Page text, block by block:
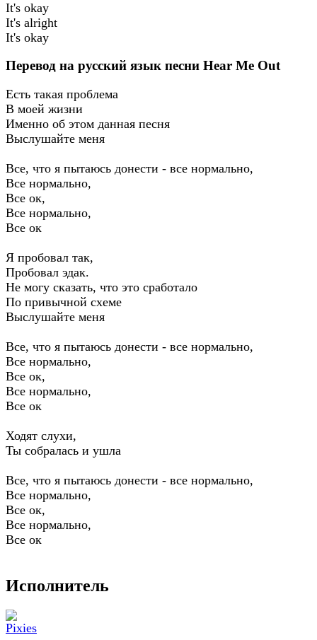
It's okay
It's alright
It's okay
Перевод на русский язык песни Hear Me Out
Есть такая проблема
В моей жизни
Именно об этом данная песня
Выслушайте меня
Все, что я пытаюсь донести - все нормально,
Все нормально,
Все ок,
Все нормально,
Все ок
Я пробовал так,
Пробовал эдак.
Не могу сказать, что это сработало
По привычной схеме
Выслушайте меня
Все, что я пытаюсь донести - все нормально,
Все нормально,
Все ок,
Все нормально,
Все ок
Ходят слухи,
Ты собралась и ушла
Все, что я пытаюсь донести - все нормально,
Все нормально,
Все ок,
Все нормально,
Все ок
Исполнитель